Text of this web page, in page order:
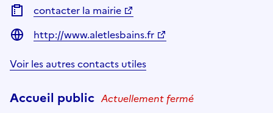
contacter la mairie
http://www.aletlesbains.fr
Voir les autres contacts utiles
Accueil public Actuellement fermé